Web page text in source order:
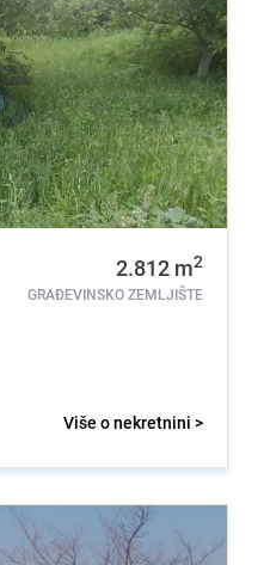
2.812 m2
GRAĐEVINSKO ZEMLJIŠTE
Više o nekretnini >